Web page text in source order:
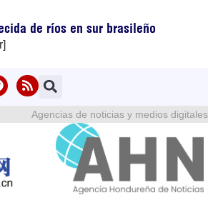
de ríos en sur brasileño
Agencias de noticias y medios digitales